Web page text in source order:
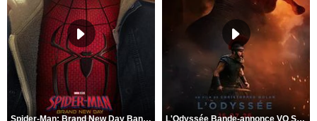
Spider-Man: Brand New Day Bande-annonce VO STFR L'Odyssée Bande-annonce VO STFR